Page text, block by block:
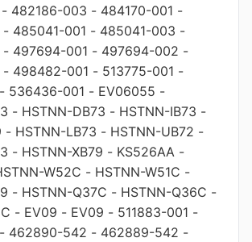
- 482186-003 - 484170-001 -
- 485041-001 - 485041-003 -
- 497694-001 - 497694-002 -
- 498482-001 - 513775-001 -
- 536436-001 - EV06055 -
- HSTNN-DB73 - HSTNN-IB73 -
- HSTNN-LB73 - HSTNN-UB72 -
- HSTNN-XB79 - KS526AA -
W52C - HSTNN-W51C -
- HSTNN-Q37C - HSTNN-Q36C -
- EV09 - EV09 - 511883-001 -
- 462890-542 - 462889-542 -